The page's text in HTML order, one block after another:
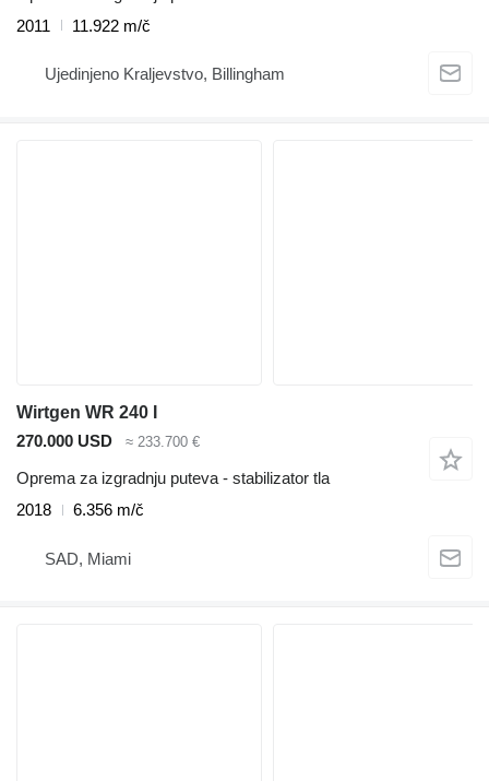
2011
11.922 m/č
Ujedinjeno Kraljevstvo, Billingham
Wirtgen WR 240 I
270.000 USD
≈ 233.700 €
Oprema za izgradnju puteva - stabilizator tla
2018
6.356 m/č
SAD, Miami